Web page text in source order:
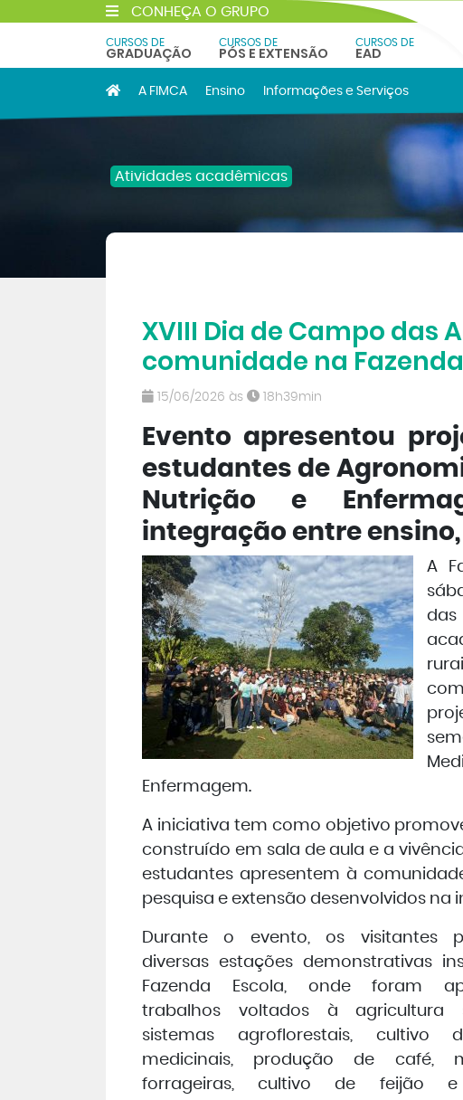
CONHEÇA O GRUPO
CURSOS DE
GRADUAÇÃO
CURSOS DE
PÓS E EXTENSÃO
CURSOS DE
EAD
A FIMCA Ensino Informações e Serviços
Atividades acadêmicas
XVIII Dia de Campo das
comunidade na Fazenda
15/06/2026 às 18h39min
Evento apresentou
estudantes de
Nutrição e
integração entre
A
Enfermagem.
A iniciativa tem como objetivo
construído em sala de aula e a
estudantes apresentem à
pesquisa e extensão desenvolvidos na
Durante o evento, os visitantes
diversas estações demonstrativas
Fazenda Escola, onde foram
trabalhos voltados à agricultura
sistemas agroflorestais, cultivo
medicinais, produção de café,
forrageiras, cultivo de feijão e